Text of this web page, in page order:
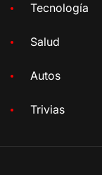
Tecnología
Salud
Autos
Trivias